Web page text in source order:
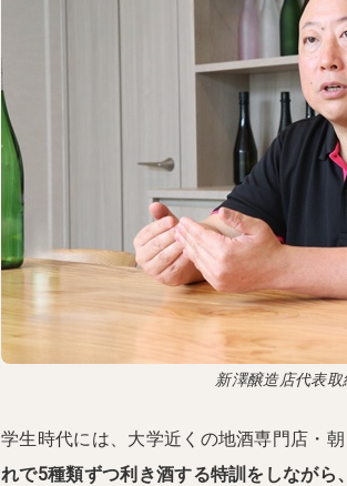
新澤醸造店代表
学生時代には、大学近くの地酒専門店・
れで5種類ずつ利き酒する特訓をしなが